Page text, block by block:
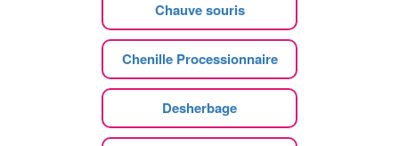
Chauve souris
Chenille Processionnaire
Desherbage